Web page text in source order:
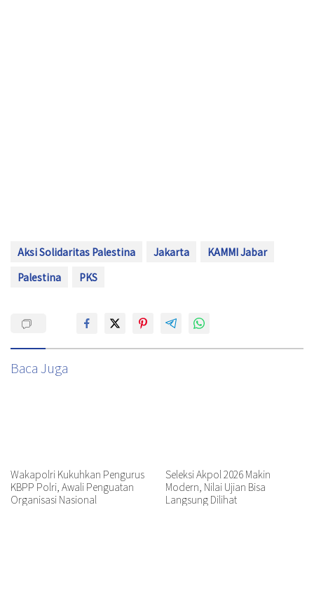
Aksi Solidaritas Palestina Jakarta
KAMMI Jabar
Palestina
PKS
Baca Juga
Wakapolri Kukuhkan Pengurus
KBPP Polri, Awali Penguatan
Organisasi Nasional
Seleksi Akpol 2026 Makin
Modern, Nilai Ujian Bisa
Langsung Dilihat